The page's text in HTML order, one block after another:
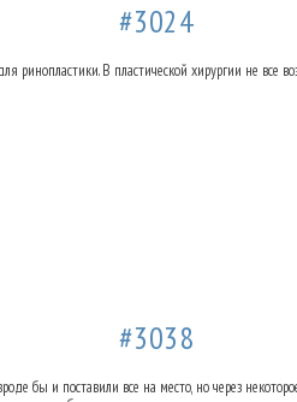
#3024
ринопластики. В пластической хирургии не все
#3038
бы и поставили все на место, но через